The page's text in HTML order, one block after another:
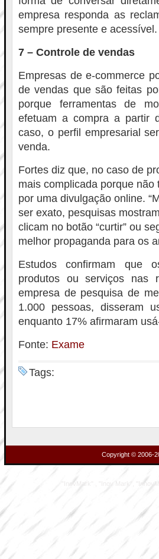
empresa responda as
sempre presente e acessível.
7 – Controle de vendas
Empresas de e-commerce
de vendas que são feitas
porque ferramentas de
efetuam a compra a partir
caso, o perfil empresarial
venda.
Fortes diz que, no caso de
mais complicada porque
por uma divulgação online.
ser exato, pesquisas
clicam no botão “curtir” ou
melhor propaganda para os
Estudos confirmam que
produtos ou serviços nas
empresa de pesquisa de
1.000 pessoas, disseram
enquanto 17% afirmaram
Fonte: Exame
Tags:
Copyright © 2006-
"InovMark" , "Inov Mark",